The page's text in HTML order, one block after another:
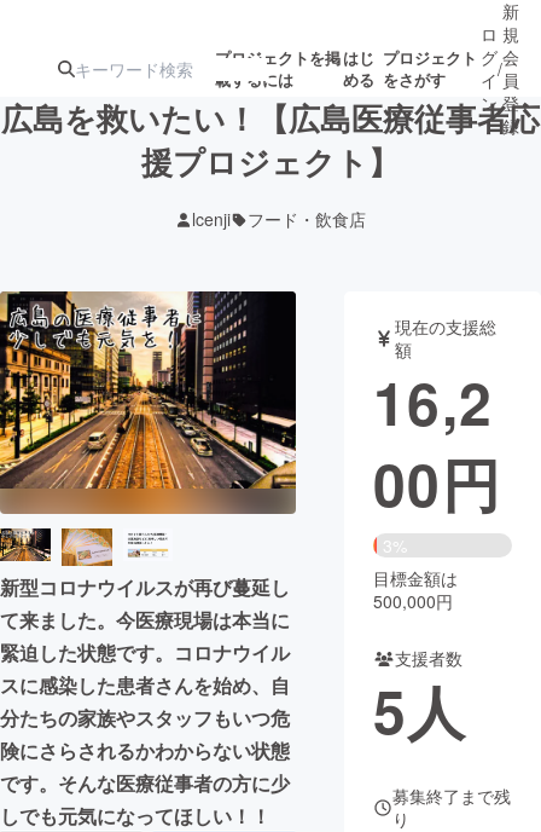
プロジェクトを掲
載するには
はじ
める
プロジェクト
をさがす
ジェクト
募集終了が近いプ
ロジェクト
アート・写真 音楽
テクノロジー・ガジェット ゲーム・
映像・映画 書籍・雑誌
ビジネス・起業 チャレンジ
まちづくり・地域活性化
CAMPFIRE for Social Good
CAMPFIRE Creation
CAMPFIREふるさと納税machi-ya コミュニティ
ロ
グ
イ
ン
/
新
規
会
員
登
録
広島を救いたい！【広島医療従事者応
援プロジェクト】
lcenji フード・飲食店
新型コロナウイルスが再び蔓延し
て来ました。今医療現場は本当に
緊迫した状態です。コロナウイル
スに感染した患者さんを始め、自
分たちの家族やスタッフもいつ危
険にさらされるかわからない状態
です。そんな医療従事者の方に少
しでも元気になってほしい！！
現在の支援総
額
16,2
00円
3%
目標金額は
500,000円
支援者数
5人
募集終了まで残
り